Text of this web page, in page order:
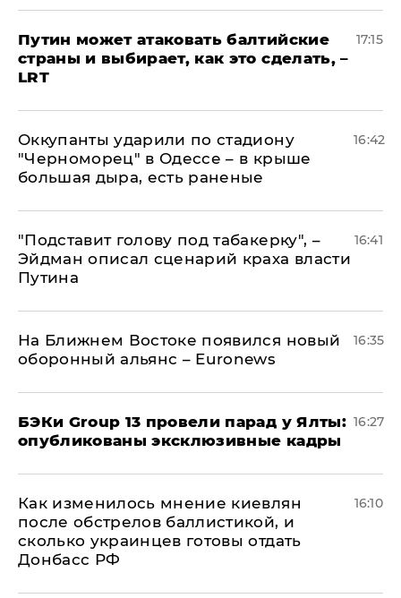
Путин может атаковать балтийские
страны и выбирает, как это сделать, –
LRT
17:15
Оккупанты ударили по стадиону
"Черноморец" в Одессе – в крыше
большая дыра, есть раненые
16:42
​"Подставит голову под табакерку", –
Эйдман описал сценарий краха власти
Путина
16:41
На Ближнем Востоке появился новый
оборонный альянс – Euronews
16:35
​БЭКи Group 13 провели парад у Ялты:
опубликованы эксклюзивные кадры
16:27
Как изменилось мнение киевлян
после обстрелов баллистикой, и
сколько украинцев готовы отдать
Донбасс РФ
16:10